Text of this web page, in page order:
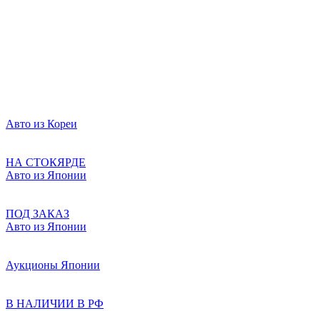
Авто из Кореи
НА СТОКЯРДЕ
Авто из Японии
ПОД ЗАКАЗ
Авто из Японии
Аукционы Японии
В НАЛИЧИИ В РФ